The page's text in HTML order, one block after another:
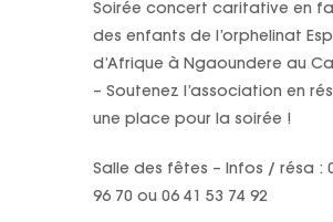
Soirée concert caritative en
des enfants de l’orphelinat
d’Afrique à Ngaoundere au
– Soutenez l’association en
une place pour la soirée !
Salle des fêtes – Infos / résa :
96 70 ou 06 41 53 74 92